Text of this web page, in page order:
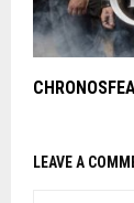
LEAVE A